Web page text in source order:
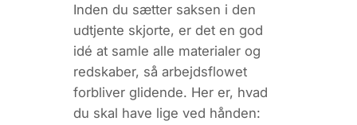
Inden du sætter saksen i den
udtjente skjorte, er det en god
idé at samle alle materialer og
redskaber, så arbejdsflowet
forbliver glidende. Her er, hvad
du skal have lige ved hånden: